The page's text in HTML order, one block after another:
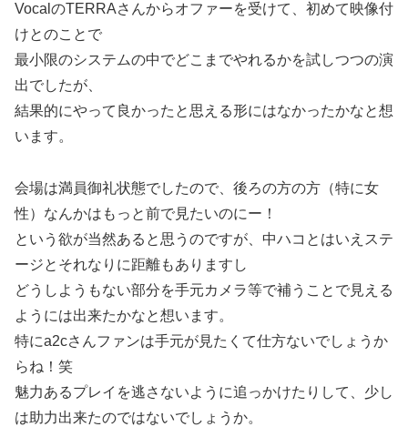
VocalのTERRAさんからオファーを受けて、初めて映像付
けとのことで
最小限のシステムの中でどこまでやれるかを試しつつの演
出でしたが、
結果的にやって良かったと思える形にはなかったかなと想
います。
会場は満員御礼状態でしたので、後ろの方の方（特に女
性）なんかはもっと前で見たいのにー！
という欲が当然あると思うのですが、中ハコとはいえステ
ージとそれなりに距離もありますし
どうしようもない部分を手元カメラ等で補うことで見える
ようには出来たかなと想います。
特にa2cさんファンは手元が見たくて仕方ないでしょうか
らね！笑
魅力あるプレイを逃さないように追っかけたりして、少し
は助力出来たのではないでしょうか。